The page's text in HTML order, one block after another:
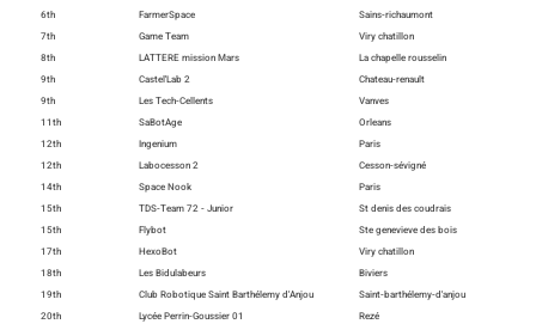
6th
FarmerSpace
Sains-richaumont
7th
Game Team
Viry chatillon
8th
LATTERE mission Mars
La chapelle rousselin
9th
Castel'Lab 2
Chateau-renault
9th
Les Tech-Cellents
Vanves
11th
SaBotAge
Orleans
12th
Ingenium
Paris
12th
Labocesson 2
Cesson-sévigné
14th
Space Nook
Paris
15th
TDS-Team 72 - Junior
St denis des coudrais
15th
Flybot
Ste genevieve des bois
17th
HexoBot
Viry chatillon
18th
Les Bidulabeurs
Biviers
19th
Club Robotique Saint Barthélemy d'Anjou
Saint-barthélemy-d'anjou
20th
Lycée Perrin-Goussier 01
Rezé